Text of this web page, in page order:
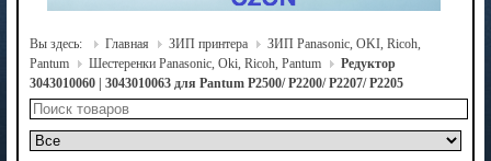
Вы здесь: Главная ЗИП принтера
ЗИП Panasonic, OKI, Ricoh,
Pantum
Шестеренки Panasonic, Oki, Ricoh, Pantum
Редуктор
3043010060 | 3043010063 для Pantum P2500/ P2200/ P2207/ P2205